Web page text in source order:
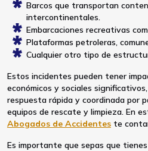
Barcos que transportan
intercontinentales.
Embarcaciones recreativas
Plataformas petroleras,
Cualquier otro tipo de
Estos incidentes pueden tener
económicos y sociales
respuesta rápida y coordinada por
equipos de rescate y limpieza. En
Abogados de Accidentes te
Es importante que sepas que